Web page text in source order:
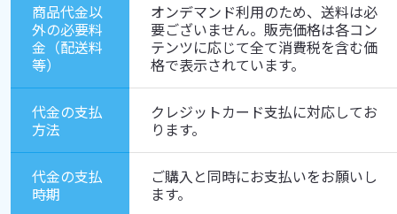
商品代金以
外の必要料
金（配送料
等）
オンデマンド利用のため、送料は必
要ございません。販売価格は各コン
テンツに応じて全て消費税を含む価
格で表示されています。
代金の支払
方法
クレジットカード支払に対応してお
ります。
代金の支払
時期
ご購入と同時にお支払いをお願いし
ます。